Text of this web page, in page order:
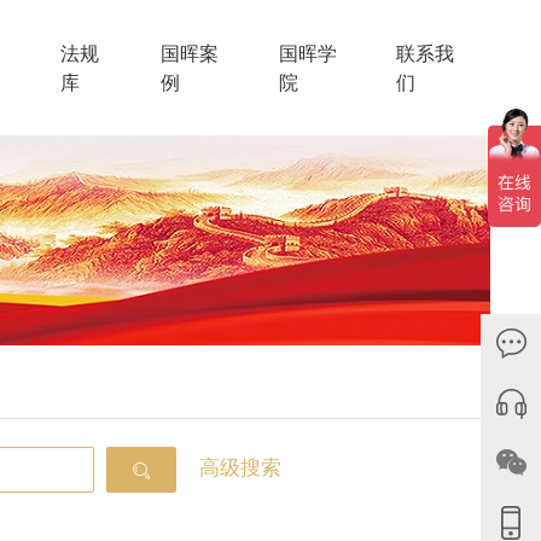
法规
库
国晖案
例
国晖学
院
联系我
们
高级搜索